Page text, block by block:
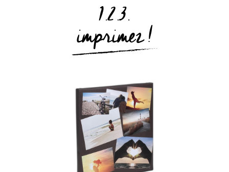
1.2.3.
imprimez !